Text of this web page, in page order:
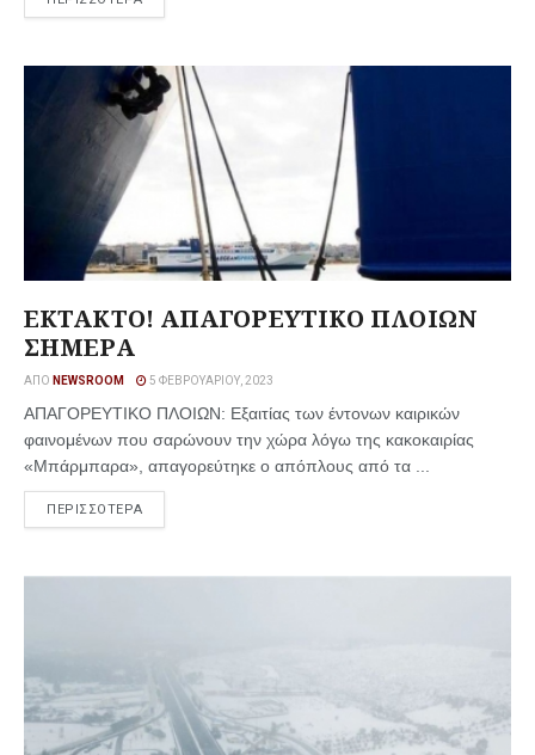
ΕΚΤΑΚΤΟ! ΑΠΑΓΟΡΕΥΤΙΚΟ ΠΛΟΙΩΝ
ΣΗΜΕΡΑ
ΑΠΌ NEWSROOM 5 ΦΕΒΡΟΥΑΡΊΟΥ, 2023
ΑΠΑΓΟΡΕΥΤΙΚΟ ΠΛΟΙΩΝ: Εξαιτίας των έντονων καιρικών
φαινομένων που σαρώνουν την χώρα λόγω της κακοκαιρίας
«Μπάρμπαρα», απαγορεύτηκε o απόπλους από τα ...
ΠΕΡΙΣΣΟΤΕΡΑ